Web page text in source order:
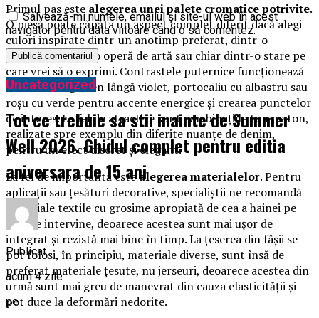
Primul pas este alegerea unei palete cromatice potrivite.
O piesă poate căpăta un aspect complet diferit dacă alegi
culori inspirate dintr-un anotimp preferat, dintr-o
destinație dragă, o operă de artă sau chiar dintr-o stare pe
care vrei să o exprimi. Contrastele puternice funcționează
foarte bine: galben lângă violet, portocaliu cu albastru sau
roșu cu verde pentru accente energice și crearea punctelor
de interes. La fel de atractive sunt combinațiile ton pe ton,
realizate spre exemplu din diferite nuanțe de denim,
pentru un efect discret și elegant.
La fel de importantă estealegerea materialelor. Pentru
aplicații sau țesături decorative, specialiștii ne recomandă
materiale textile cu grosime apropiată de cea a hainei pe
care se intervine, deoarece acestea sunt mai ușor de
integrat și rezistă mai bine în timp. La țeserea din fâșii se
pot folosi, în principiu, materiale diverse, sunt însă de
preferat materiale țesute, nu jerseuri, deoarece acestea din
urmă sunt mai greu de manevrat din cauza elasticității și
pot duce la deformări nedorite.
Salvează-mi numele, emailul și site-ul web în acest
navigator pentru data viitoare când o să comentez.
Uncategorized
Tot ce trebuie sa stii inainte de Summer
Well 2026. Ghidul complet pentru editia
aniversara de 15 ani
Publicat
acum 4 zile
pe